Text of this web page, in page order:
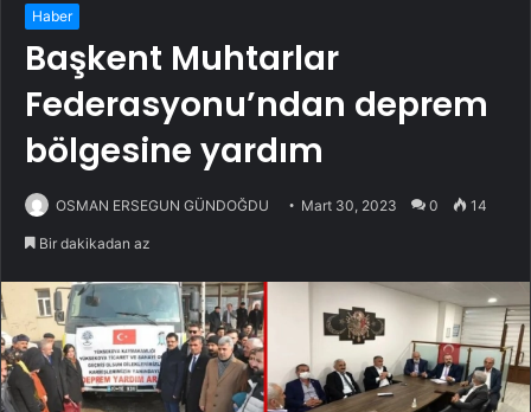
Haber
Başkent Muhtarlar
Federasyonu’ndan deprem
bölgesine yardım
OSMAN ERSEGUN GÜNDOĞDU Mart 30, 2023 0 14
Bir dakikadan az